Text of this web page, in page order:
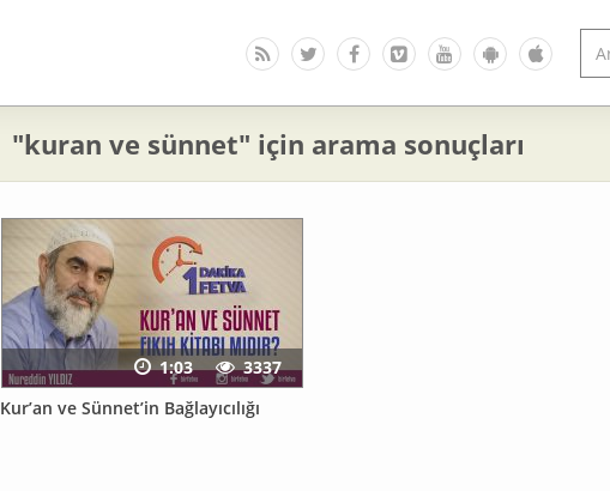
"kuran ve sünnet" için arama sonuçları
Kur’an ve Sünnet’in Bağlayıcılığı
1:03 3337